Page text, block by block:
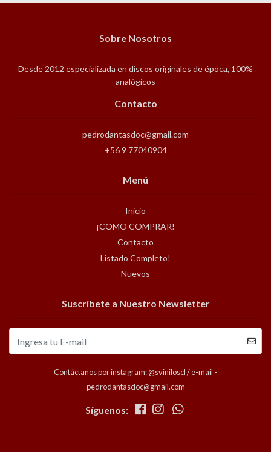
Sobre Nosotros
Desde 2012 especializada en discos originales de época, 100%
analógicos
Contacto
pedrodantasdoc@gmail.com
+56 9 77040904
Menú
Inicio
¡COMO COMPRAR!
Contacto
Listado Completo!
Nuevos
Suscríbete a Nuestro Newsletter
Contáctanos por instagram: @sviniloscl / e-mail -
pedrodantasdoc@gmail.com
Síguenos: